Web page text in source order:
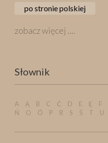
po stronie polskiej
zobacz więcej ....
Słownik
A Ą B C Ć D E Ę F
Ń O Ó P R S Ś T U